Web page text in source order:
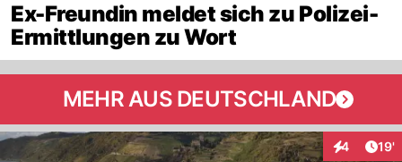
Ex-Freundin meldet sich zu Polizei-
Ermittlungen zu Wort
MEHR AUS DEUTSCHLAND
4 19'